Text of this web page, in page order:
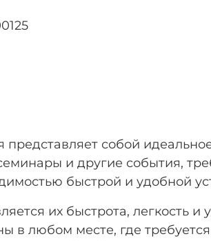
представляет собой
и другие события,
быстрой и удобной
их быстрота, легкость
в любом месте, где